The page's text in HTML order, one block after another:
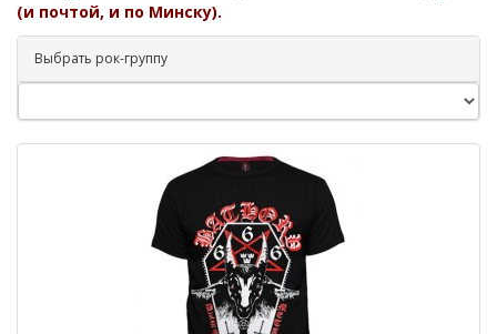
(и почтой, и по Минску).
Выбрать рок-группу